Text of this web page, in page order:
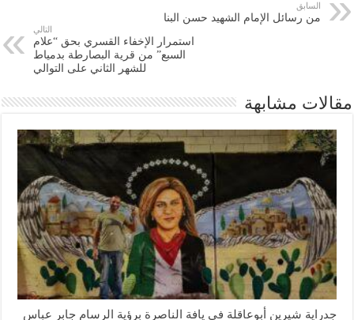
السابق
من رسائل الإمام الشهيد حسن البنا
التالي
استمرار الإخفاء القسري بحق “علام
السبع” من قرية البصارطة بدمياط
للشهر الثاني على التوالي
مقالات مشابهة
جدراية شيرين أبوعاقلة في يافة الناصرة برؤية الرسام جابر عباس